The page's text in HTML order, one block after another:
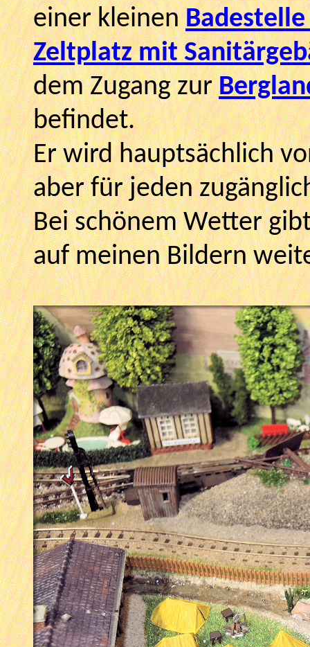
einer kleinen
Zeltplatz mit
dem Zugang zur
befindet.
Er wird hauptsächlich
aber für jeden
Bei schönem Wetter
auf meinen Bildern